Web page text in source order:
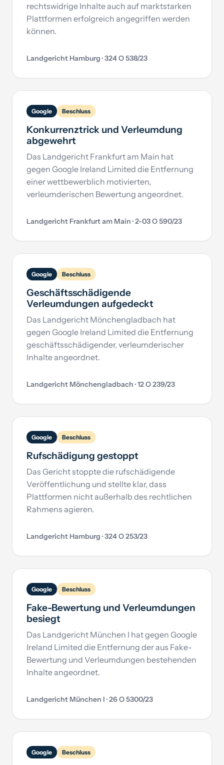
rechtswidrige Inhalte auch auf marktstarken
Plattformen erfolgreich angegriffen werden
können.
Landgericht Hamburg · 324 O 538/23
Google Beschluss
Konkurrenztrick und Verleumdung
abgewehrt
Das Landgericht Frankfurt am Main hat
gegen Google Ireland Limited die Entfernung
einer wettbewerblich motivierten,
verleumderischen Bewertung angeordnet.
Landgericht Frankfurt am Main · 2-03 O 590/23
Google Beschluss
Geschäftsschädigende
Verleumdungen aufgedeckt
Das Landgericht Mönchengladbach hat
gegen Google Ireland Limited die Entfernung
geschäftsschädigender, verleumderischer
Inhalte angeordnet.
Landgericht Mönchengladbach · 12 O 239/23
Google Beschluss
Rufschädigung gestoppt
Das Gericht stoppte die rufschädigende
Veröffentlichung und stellte klar, dass
Plattformen nicht außerhalb des rechtlichen
Rahmens agieren.
Landgericht Hamburg · 324 O 253/23
Google Beschluss
Fake-Bewertung und Verleumdungen
besiegt
Das Landgericht München I hat gegen Google
Ireland Limited die Entfernung der aus Fake-
Bewertung und Verleumdungen bestehenden
Inhalte angeordnet.
Landgericht München I · 26 O 5300/23
Google Beschluss